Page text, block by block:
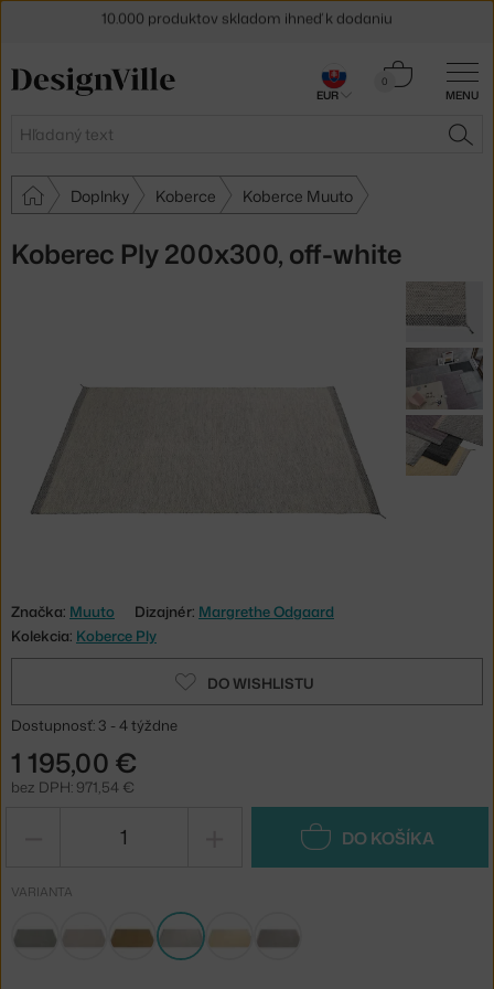
MENU
Hľadať
0
Košík
Doplnky Koberce Koberce Muuto
Koberec Ply 200x300, off-white
Značka: Muuto Dizajnér: Margrethe Odgaard
Kolekcia: Koberce Ply
DO WISHLISTU
Dostupnosť: 3 - 4 týždne
1 195,00 €
bez DPH: 971,54 €
DO KOŠÍKA
VARIANTA
30 dní na vrátenie tovaru
EUR